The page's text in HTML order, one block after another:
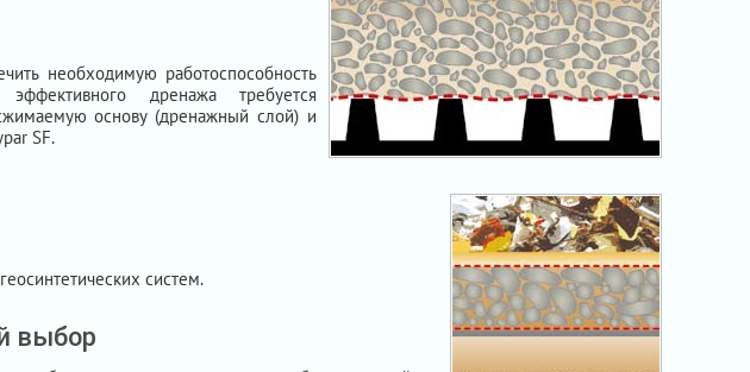
необходимую работоспособность
дренажа требуется
основу (дренажный слой) и
SF.
систем.
выбор